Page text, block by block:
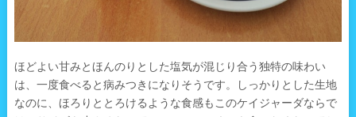
ほどよい甘みとほんのりとした塩気が混じり合う独特の味わい
は、一度食べると病みつきになりそうです。しっかりとした生地
なのに、ほろりととろけるような食感もこのケイジャーダならで